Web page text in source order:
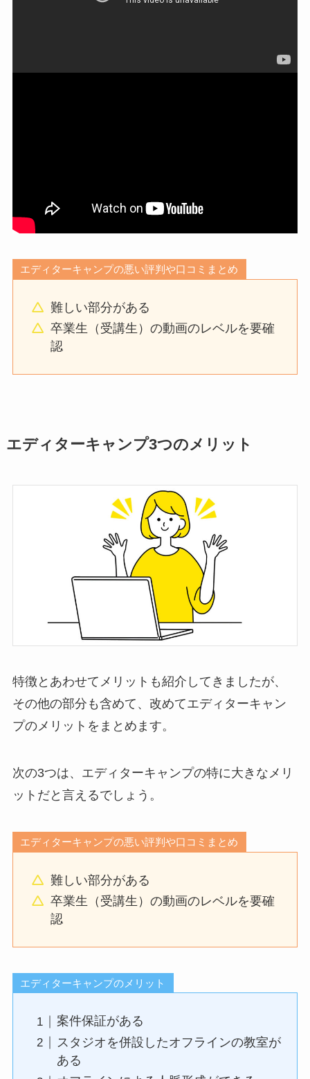
エディターキャンプの悪い評判や口コミまとめ
難しい部分がある
卒業生（受講生）の動画のレベルを要確
認
エディターキャンプ3つのメリット
特徴とあわせてメリットも紹介してきましたが、
その他の部分も含めて、改めてエディターキャン
プのメリットをまとめます。
次の3つは、エディターキャンプの特に大きなメリ
ットだと言えるでしょう。
エディターキャンプの悪い評判や口コミまとめ
難しい部分がある
卒業生（受講生）の動画のレベルを要確
認
エディターキャンプのメリット
案件保証がある
スタジオを併設したオフラインの教室が
ある